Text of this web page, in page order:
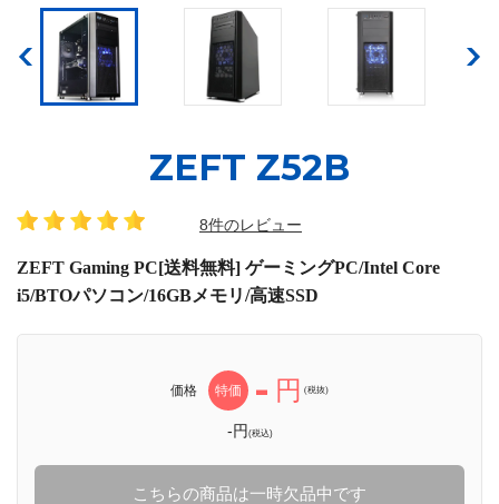
ZEFT Z52B
8件のレビュー
ZEFT Gaming PC[送料無料] ゲーミングPC/Intel Core
i5/BTOパソコン/16GBメモリ/高速SSD
価格 特価 - 円 (税抜)
-円(税込)
こちらの商品は一時欠品中です